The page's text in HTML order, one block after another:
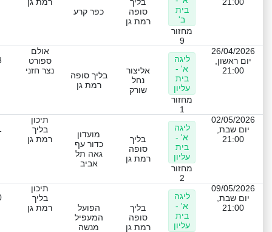
בית
ב'
מחזור
9
סופה
רמת גן
כפר קרע
26/04/2026
יום ראשון,
21:00
ליגה
א' -
בית
עליון
מחזור
1
אליצור
נחל
שורק
בליך סופה
רמת גן
אולם
ספורט
נצר חזני
02/05/2026
יום שבת,
21:00
ליגה
א' -
בית
עליון
מחזור
2
בליך
סופה
רמת גן
מועדון
כדור עף
גאה תל
אביב
תיכון
בליך
רמת גן
09/05/2026
יום שבת,
21:00
ליגה
א' -
בית
עליון
בליך
סופה
רמת גן
הפועל
המעפיל
מנשה
תיכון
בליך
רמת גן